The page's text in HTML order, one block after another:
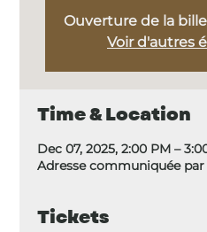
Ouverture de la
Voir d'autres
Time & Location
Dec 07, 2025, 2:00 PM –
Adresse communiquée
Tickets